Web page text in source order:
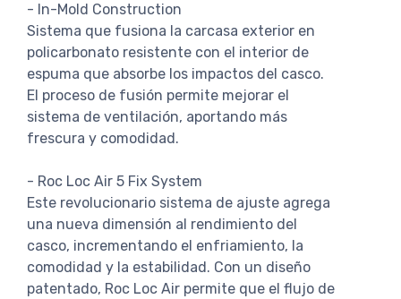
- In-Mold Construction
Sistema que fusiona la carcasa exterior en
policarbonato resistente con el interior de
espuma que absorbe los impactos del casco.
El proceso de fusión permite mejorar el
sistema de ventilación, aportando más
frescura y comodidad.
- Roc Loc Air 5 Fix System
Este revolucionario sistema de ajuste agrega
una nueva dimensión al rendimiento del
casco, incrementando el enfriamiento, la
comodidad y la estabilidad. Con un diseño
patentado, Roc Loc Air permite que el flujo de